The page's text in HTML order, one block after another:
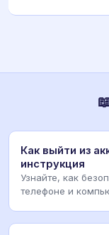
Как выйти из
инструкция
Узнайте, как
телефоне и